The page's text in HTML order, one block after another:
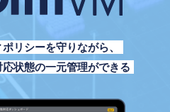
リシーを守りながら、
状態の一元管理ができる